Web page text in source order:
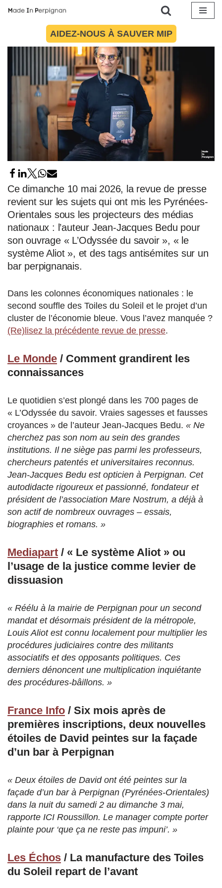
AIDEZ-NOUS À SAUVER MIP
10 mai 2026
Ce dimanche 10 mai 2026, la revue de presse
revient sur les sujets qui ont mis les Pyrénées-
Orientales sous les projecteurs des médias
nationaux : l’auteur Jean-Jacques Bedu pour
son ouvrage « L’Odyssée du savoir », « le
système Aliot », et des tags antisémites sur un
bar perpignanais.
Dans les colonnes économiques nationales : le
second souffle des Toiles du Soleil et le projet d’un
cluster de l’économie bleue. Vous l’avez manquée ?
(Re)lisez la précédente revue de presse.
Le Monde / Comment grandirent les
connaissances
Le quotidien s’est plongé dans les 700 pages de
« L’Odyssée du savoir. Vraies sagesses et fausses
croyances » de l’auteur Jean-Jacques Bedu. « Ne
cherchez pas son nom au sein des grandes
institutions. Il ne siège pas parmi les professeurs,
chercheurs patentés et universitaires reconnus.
Jean-Jacques Bedu est opticien à Perpignan. Cet
autodidacte rigoureux et passionné, fondateur et
président de l’association Mare Nostrum, a déjà à
son actif de nombreux ouvrages – essais,
biographies et romans. »
Mediapart / « Le système Aliot » ou
l’usage de la justice comme levier de
dissuasion
« Réélu à la mairie de Perpignan pour un second
mandat et désormais président de la métropole,
Louis Aliot est connu localement pour multiplier les
procédures judiciaires contre des militants
associatifs et des opposants politiques. Ces
derniers dénoncent une multiplication inquiétante
des procédures-bâillons. »
France Info / Six mois après de
premières inscriptions, deux nouvelles
étoiles de David peintes sur la façade
d’un bar à Perpignan
« Deux étoiles de David ont été peintes sur la
façade d’un bar à Perpignan (Pyrénées-Orientales)
dans la nuit du samedi 2 au dimanche 3 mai,
rapporte ICI Roussillon. Le manager compte porter
plainte pour ‘que ça ne reste pas impuni’. »
Les Échos / La manufacture des Toiles
du Soleil repart de l’avant